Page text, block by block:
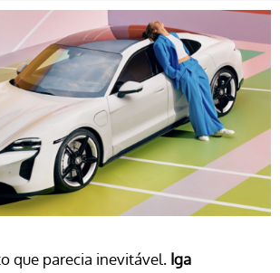
que parecia inevitável. Iga